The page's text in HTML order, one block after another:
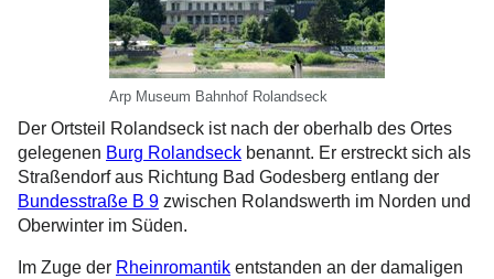
Arp Museum Bahnhof Rolandseck
Der Ortsteil Rolandseck ist nach der oberhalb des Ortes
gelegenen Burg Rolandseck benannt. Er erstreckt sich als
Straßendorf aus Richtung Bad Godesberg entlang der
Bundesstraße B 9 zwischen Rolandswerth im Norden und
Oberwinter im Süden.
Im Zuge der Rheinromantik entstanden an der damaligen